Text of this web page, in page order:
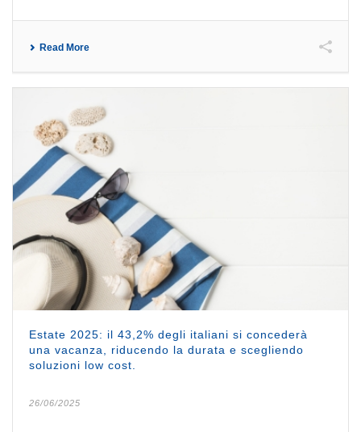
Read More
Estate 2025: il 43,2% degli italiani si concederà
una vacanza, riducendo la durata e scegliendo
soluzioni low cost.
26/06/2025